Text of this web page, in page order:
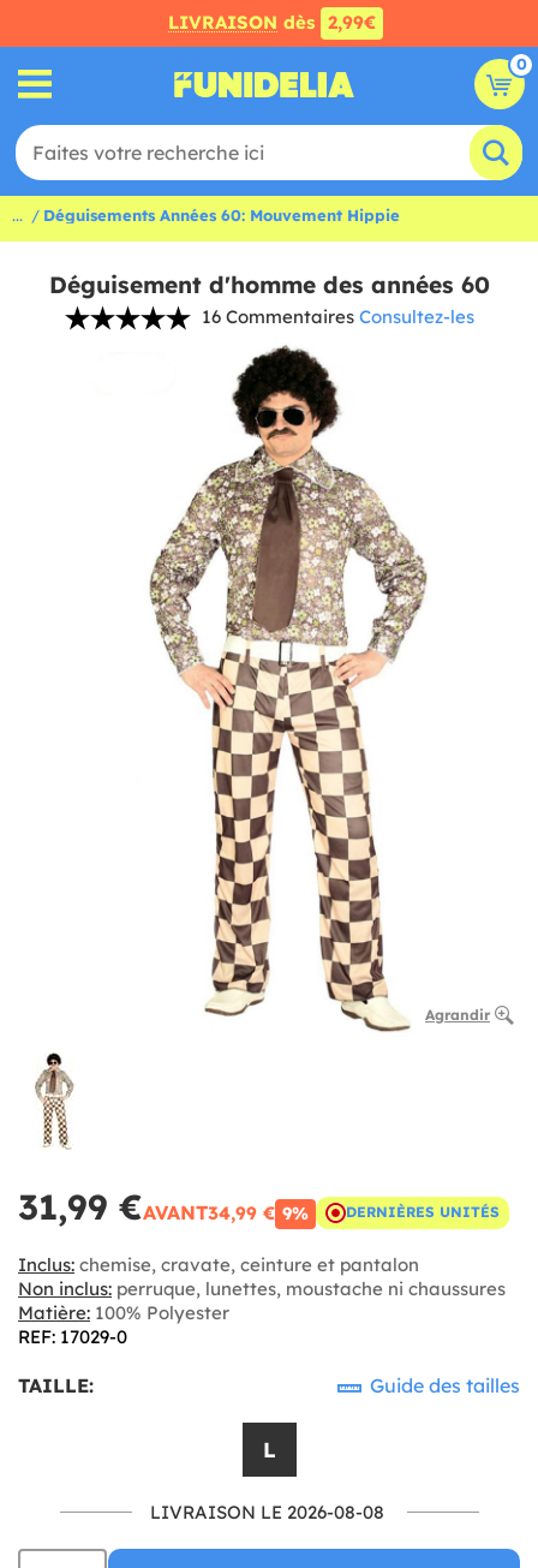
LIVRAISON dès 2,99€
0
... Déguisements Années 60: Mouvement Hippie
Déguisement d'homme des années 60
16 Commentaires Consultez-les
Agrandir
31,99 €AVANT34,99 € 9% DERNIÈRES UNITÉS
Inclus: chemise, cravate, ceinture et pantalon
Non inclus: perruque, lunettes, moustache ni chaussures
Matière: 100% Polyester
REF: 17029-0
TAILLE: Guide des tailles
L
LIVRAISON LE 2026-08-08